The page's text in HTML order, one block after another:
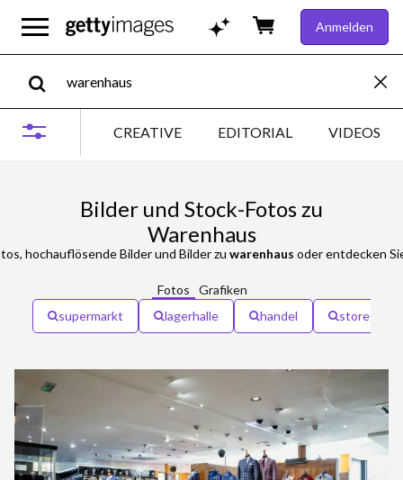
Anmelden
CREATIVE EDITORIAL VIDEOS
Bilder und Stock-Fotos zu
Warenhaus
hochauflösende Bilder und Bilder zu warenhaus oder entdecken
Fotos
Grafiken
supermarkt
lagerhalle handel store